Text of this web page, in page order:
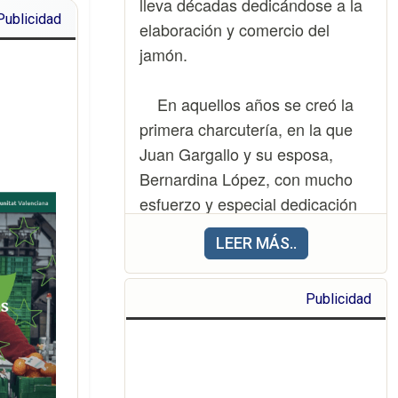
edición
LA
a
más
los
por la
Japón
lleva décadas dedicándose a la
elaboración y comercio del
jamón.
En aquellos años se creó la
primera charcutería, en la que
Juan Gargallo y su esposa,
Bernardina López, con mucho
esfuerzo y especial dedicación
fueron, poco a poco, haciéndose
con el cariño y el respeto de un
pequeño barrio.
LEER MÁS..
Publicidad